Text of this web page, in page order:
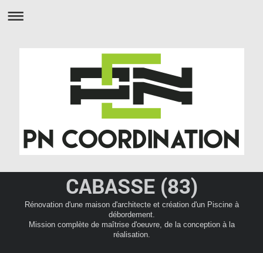
CABASSE (83)
Rénovation d'une maison d'architecte et création d'un Piscine à
débordement.
Mission complète de maîtrise d'oeuvre, de la conception à la
réalisation.